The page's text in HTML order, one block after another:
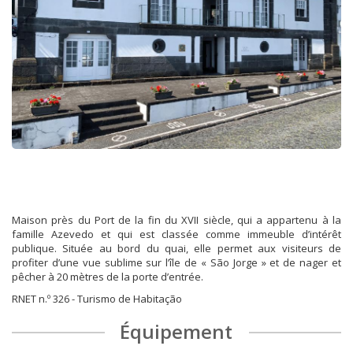
Maison près du Port de la fin du XVII siècle, qui a appartenu à la
famille Azevedo et qui est classée comme immeuble d’intérêt
publique. Située au bord du quai, elle permet aux visiteurs de
profiter d’une vue sublime sur l’île de « São Jorge » et de nager et
pêcher à 20 mètres de la porte d’entrée.
RNET n.º 326 - Turismo de Habitação
Équipement